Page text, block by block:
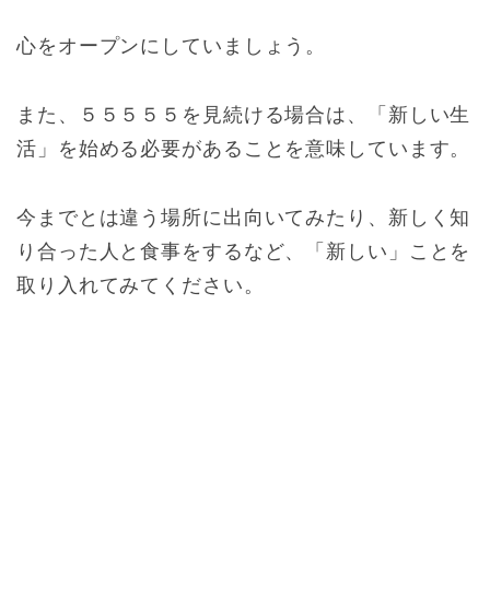
心をオープンにしていましょう。
また、５５５５５を見続ける場合は、「新しい生
活」を始める必要があることを意味しています。
今までとは違う場所に出向いてみたり、新しく知
り合った人と食事をするなど、「新しい」ことを
取り入れてみてください。